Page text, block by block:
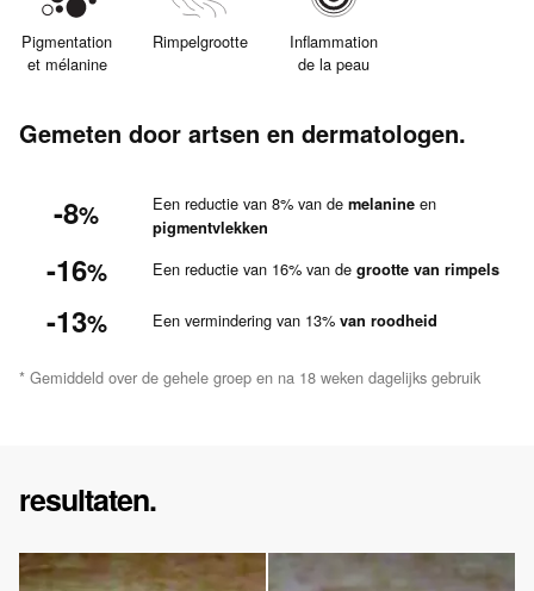
Pigmentation
et mélanine
Rimpelgrootte
Inflammation
de la peau
Gemeten door artsen en dermatologen.
-8% Een reductie van 8% van de melanine en
pigmentvlekken
-16% Een reductie van 16% van de grootte van rimpels
-13% Een vermindering van 13% van roodheid
* Gemiddeld over de gehele groep en na 18 weken dagelijks gebruik
resultaten.